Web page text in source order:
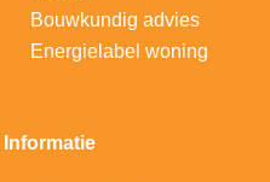
Bouwkundig advies
Energielabel woning
Informatie